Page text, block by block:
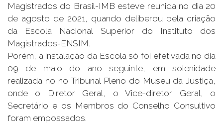
Magistrados do Brasil-IMB esteve reunida no dia 20
de agosto de 2021, quando deliberou pela criação
da Escola Nacional Superior do Instituto dos
Magistrados-ENSIM.
Porém, a instalação da Escola só foi efetivada no dia
09 de maio do ano seguinte, em solenidade
realizada no no Tribunal Pleno do Museu da Justiça,
onde o Diretor Geral, o Vice-diretor Geral, o
Secretário e os Membros do Conselho Consultivo
foram empossados.